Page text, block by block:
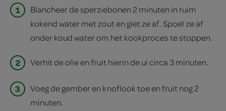
1
Blancheer de sperziebonen 2 minuten in ruim
kokend water met zout en giet ze af. Spoel ze af
onder koud water om het kookproces te stoppen.
2 Verhit de olie en fruit hierin de ui circa 3 minuten.
3
Voeg de gember en knoflook toe en fruit nog 2
minuten.